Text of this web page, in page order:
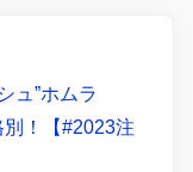
ュ”ホムラ
！【#2023注